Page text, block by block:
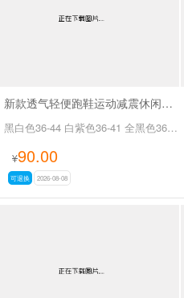
新款透气轻便跑鞋运动减震休闲鞋男女同款SA266-23
黑白色36-44 白紫色36-41 全黑色36-41
¥90.00
可退换 2026-08-08